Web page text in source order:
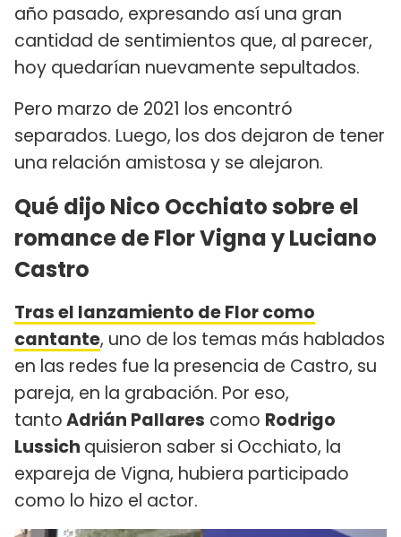
año pasado, expresando así una gran
cantidad de sentimientos que, al parecer,
hoy quedarían nuevamente sepultados.
Pero marzo de 2021 los encontró
separados. Luego, los dos dejaron de tener
una relación amistosa y se alejaron.
Qué dijo Nico Occhiato sobre el
romance de Flor Vigna y Luciano
Castro
Tras el lanzamiento de Flor como
cantante, uno de los temas más hablados
en las redes fue la presencia de Castro, su
pareja, en la grabación. Por eso,
tantoAdrián Pallares como Rodrigo
Lussich quisieron saber si Occhiato, la
expareja de Vigna, hubiera participado
como lo hizo el actor.